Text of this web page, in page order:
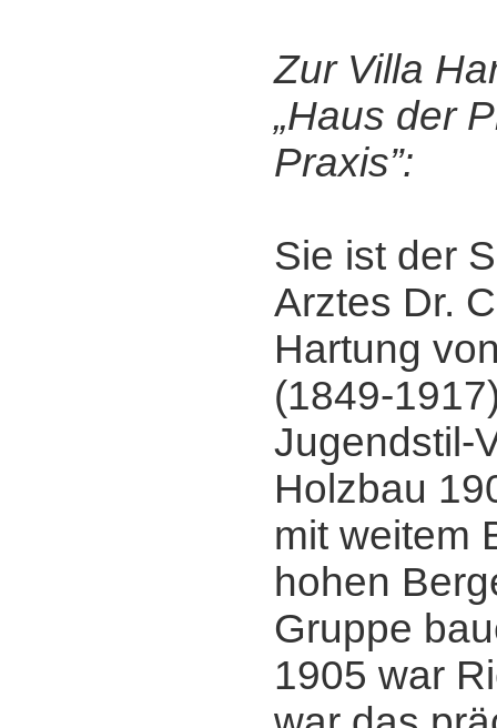
Zur Villa
„Haus der
Praxis”:
Sie ist der
Arztes Dr.
Hartung
(1849-
Jugendstil-
Holzbau
mit weitem
hohen
Gruppe
1905 war